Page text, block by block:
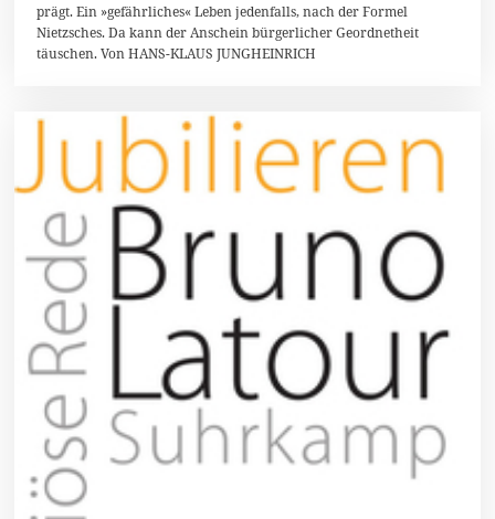
prägt. Ein »gefährliches« Leben jedenfalls, nach der Formel
Nietzsches. Da kann der Anschein bürgerlicher Geordnetheit
täuschen. Von HANS-KLAUS JUNGHEINRICH